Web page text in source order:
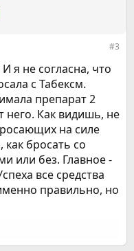
#3
я не согласна, что
с Табексм.
препарат 2
него. Как видишь, не
на силе
бросать со
или без. Главное -
все средства
правильно, но